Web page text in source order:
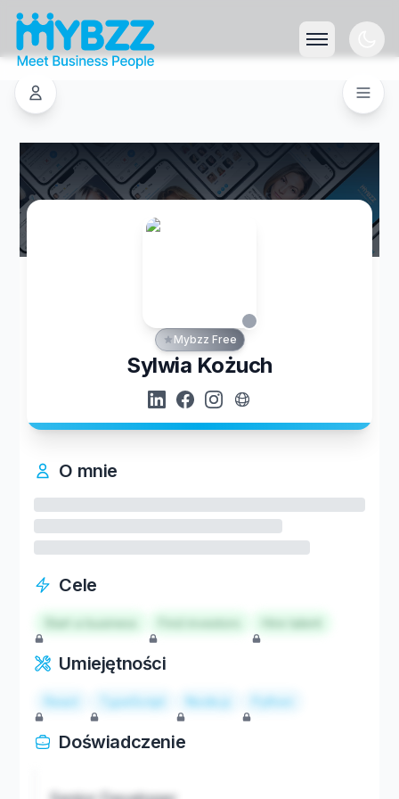
Mybzz Free
Sylwia Kożuch
O mnie
Cele
Start a business Hire talent
Umiejętności
React TypeScript Node.js Python
Doświadczenie